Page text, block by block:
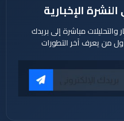
الإخبارية
مباشرة إلى بريدك
من يعرف آخر التطورات